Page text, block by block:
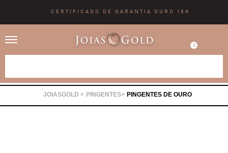
CERTIFICADO DE GARANTIA OURO 18K
0
PINGENTES PINGENTES DE OURO